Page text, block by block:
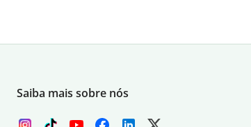
Saiba mais sobre nós